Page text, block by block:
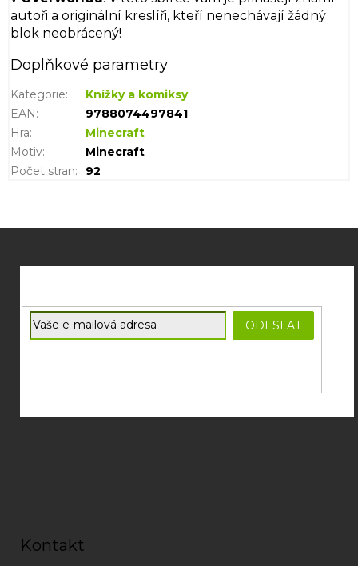
autoři a originální kreslíři, kteří nenechávají žádný
blok neobrácený!
Doplňkové parametry
Kategorie:
Knížky a komiksy
EAN:
9788074497841
Hra:
Minecraft
Motiv:
Minecraft
Počet stran: 92
E-mail
ODESLAT
Kontakt